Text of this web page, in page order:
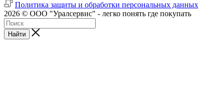
Политика защиты и обработки персональных данных
2026 © ООО "Уралсервис" - легко понять где покупать
Найти